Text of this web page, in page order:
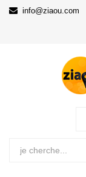
info@ziaou.com